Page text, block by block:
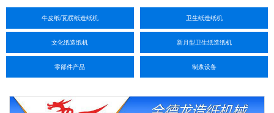
牛皮纸/瓦楞纸造纸机 卫生纸造纸机
文化纸造纸机 新月型卫生纸造纸机
零部件产品 制浆设备